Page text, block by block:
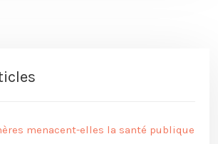
menacent-elles la santé publique